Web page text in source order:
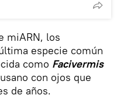
miARN, los
especie común
como Facivermis
con ojos que
de años.